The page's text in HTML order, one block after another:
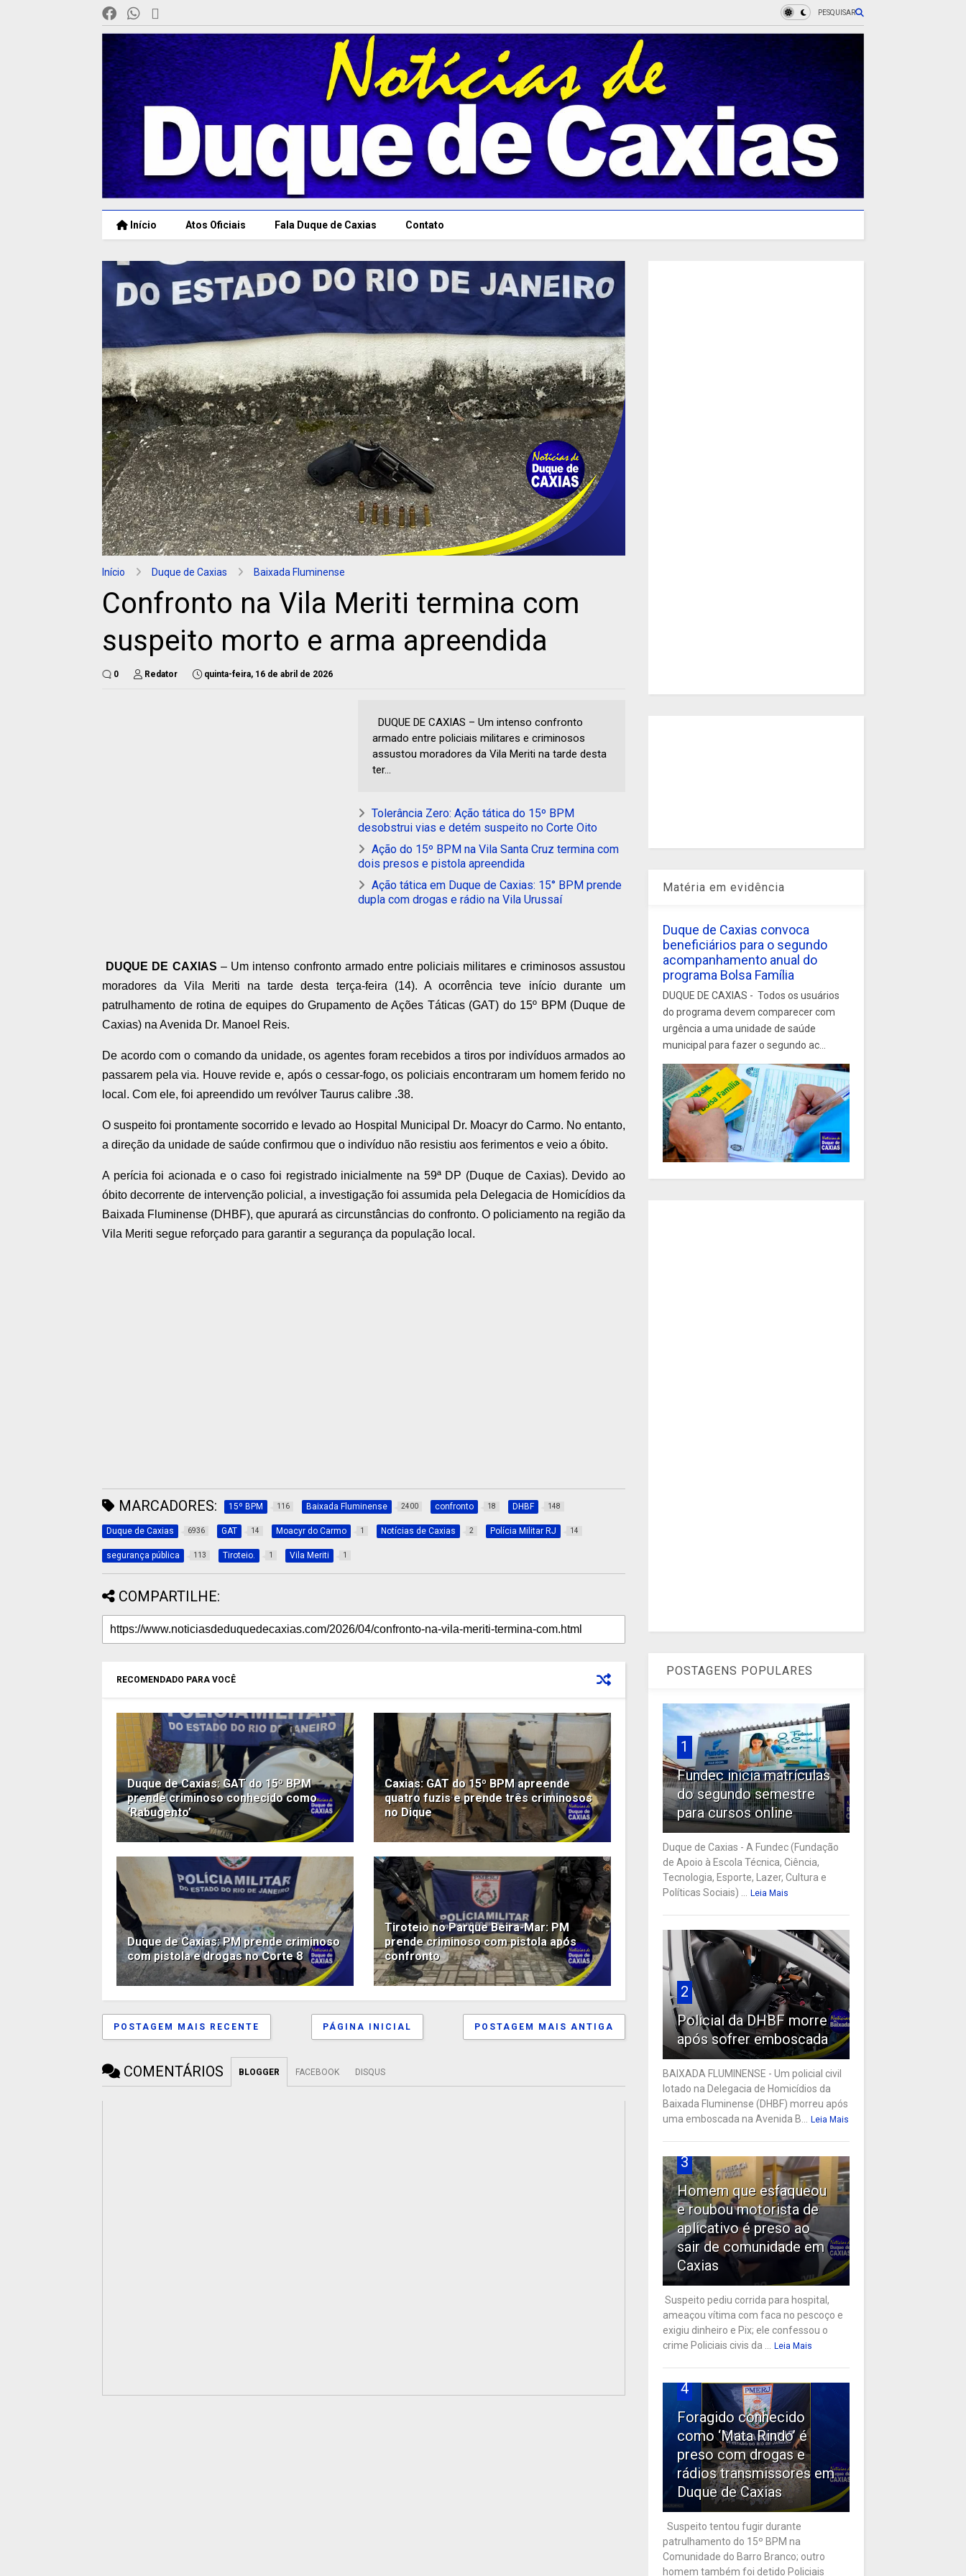
PESQUISAR
Início Atos Oficiais Fala Duque de Caxias Contato
Início Duque de Caxias Baixada Fluminense
Confronto na Vila Meriti termina com
suspeito morto e arma apreendida
0 Redator quinta-feira, 16 de abril de 2026
DUQUE DE CAXIAS – Um intenso confronto
armado entre policiais militares e criminosos
assustou moradores da Vila Meriti na tarde desta
ter...
Tolerância Zero: Ação tática do 15º BPM
desobstrui vias e detém suspeito no Corte Oito
Ação do 15º BPM na Vila Santa Cruz termina com
dois presos e pistola apreendida
Ação tática em Duque de Caxias: 15° BPM prende
dupla com drogas e rádio na Vila Urussaí
DUQUE DE CAXIAS – Um intenso confronto armado entre policiais militares e criminosos assustou
moradores da Vila Meriti na tarde desta terça-feira (14). A ocorrência teve início durante um
patrulhamento de rotina de equipes do Grupamento de Ações Táticas (GAT) do 15º BPM (Duque de
Caxias) na Avenida Dr. Manoel Reis.
De acordo com o comando da unidade, os agentes foram recebidos a tiros por indivíduos armados ao
passarem pela via. Houve revide e, após o cessar-fogo, os policiais encontraram um homem ferido no
local. Com ele, foi apreendido um revólver Taurus calibre .38.
O suspeito foi prontamente socorrido e levado ao Hospital Municipal Dr. Moacyr do Carmo. No entanto,
a direção da unidade de saúde confirmou que o indivíduo não resistiu aos ferimentos e veio a óbito.
A perícia foi acionada e o caso foi registrado inicialmente na 59ª DP (Duque de Caxias). Devido ao
óbito decorrente de intervenção policial, a investigação foi assumida pela Delegacia de Homicídios da
Baixada Fluminense (DHBF), que apurará as circunstâncias do confronto. O policiamento na região da
Vila Meriti segue reforçado para garantir a segurança da população local.
MARCADORES: 15º BPM 116 Baixada Fluminense 2400 confronto 18 DHBF 148
Duque de Caxias 6936 GAT 14 Moacyr do Carmo 1 Notícias de Caxias 2 Polícia Militar RJ 14
segurança pública 113 Tiroteio. 1 Vila Meriti 1
COMPARTILHE:
RECOMENDADO PARA VOCÊ
Duque de Caxias: GAT do 15º BPM
prende criminoso conhecido como
‘Rabugento’
Caxias: GAT do 15º BPM apreende
quatro fuzis e prende três criminosos
no Dique
Duque de Caxias: PM prende criminoso
com pistola e drogas no Corte 8
Tiroteio no Parque Beira-Mar: PM
prende criminoso com pistola após
confronto
POSTAGEM MAIS RECENTE POSTAGEM MAIS ANTIGA
PÁGINA INICIAL
COMENTÁRIOS BLOGGER FACEBOOK DISQUS
Matéria em evidência
Duque de Caxias convoca
beneficiários para o segundo
acompanhamento anual do
programa Bolsa Família
DUQUE DE CAXIAS - Todos os usuários
do programa devem comparecer com
urgência a uma unidade de saúde
municipal para fazer o segundo ac...
POSTAGENS POPULARES
1
Fundec inicia matrículas
do segundo semestre
para cursos online
Duque de Caxias - A Fundec (Fundação
de Apoio à Escola Técnica, Ciência,
Tecnologia, Esporte, Lazer, Cultura e
Políticas Sociais) ...
Leia Mais
2
Policial da DHBF morre
após sofrer emboscada
BAIXADA FLUMINENSE - Um policial civil
lotado na Delegacia de Homicídios da
Baixada Fluminense (DHBF) morreu após
uma emboscada na Avenida B...
Leia Mais
3
Homem que esfaqueou
e roubou motorista de
aplicativo é preso ao
sair de comunidade em
Caxias
Suspeito pediu corrida para hospital,
ameaçou vítima com faca no pescoço e
exigiu dinheiro e Pix; ele confessou o
crime Policiais civis da ...
Leia Mais
4
Foragido conhecido
como ‘Mata Rindo’ é
preso com drogas e
rádios transmissores em
Duque de Caxias
Suspeito tentou fugir durante
patrulhamento do 15º BPM na
Comunidade do Barro Branco; outro
homem também foi detido Policiais